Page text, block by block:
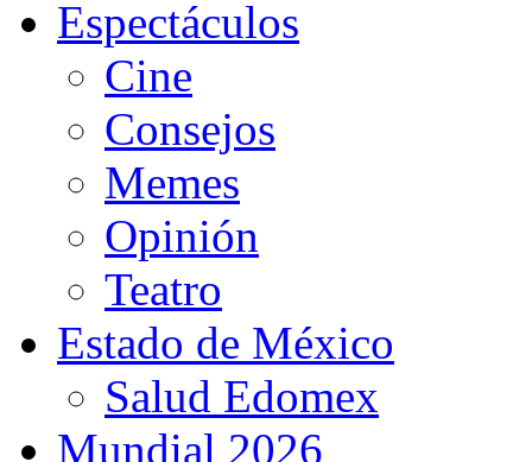
Espectáculos
Cine
Consejos
Memes
Opinión
Teatro
Estado de México
Salud Edomex
Mundial 2026